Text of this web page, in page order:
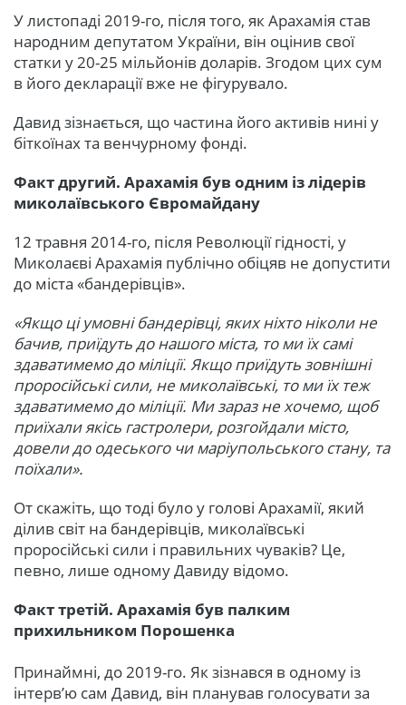
У листопаді 2019-го, після того, як Арахамія став
народним депутатом України, він оцінив свої
статки у 20-25 мільйонів доларів. Згодом цих сум
в його декларації вже не фігурувало.
Давид зізнається, що частина його активів нині у
біткоїнах та венчурному фонді.
Факт другий. Арахамія був одним із лідерів
миколаївського Євромайдану
12 травня 2014-го, після Революції гідності, у
Миколаєві Арахамія публічно обіцяв не допустити
до міста «бандерівців».
«Якщо ці умовні бандерівці, яких ніхто ніколи не
бачив, приїдуть до нашого міста, то ми їх самі
здаватимемодо міліції. Якщо приїдуть зовнішні
проросійські сили, не миколаївські, то ми їх теж
здаватимемо до міліції. Ми зараз не хочемо, щоб
приїхали якісь гастролери, розгойдали місто,
довели до одеського чи маріупольського стану, та
поїхали».
От скажіть, що тоді було у голові Арахамії, який
ділив світ на бандерівців, миколаївські
проросійські сили і правильних чуваків? Це,
певно, лише одному Давиду відомо.
Факт третій. Арахамія був палким
прихильником Порошенка
Принаймні, до 2019-го. Як зізнався в одному із
інтерв’ю сам Давид, він планував голосувати за